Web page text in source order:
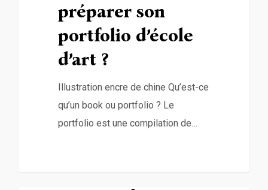
préparer son
portfolio d’école
d’art ?
Illustration encre de chine Qu’est-ce
qu’un book ou portfolio ? Le
portfolio est une compilation de…